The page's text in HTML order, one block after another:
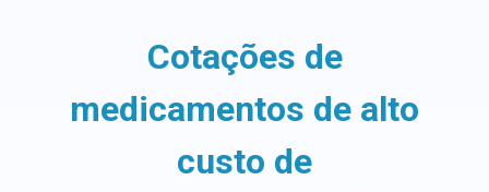
Cotações de
medicamentos de alto
custo de